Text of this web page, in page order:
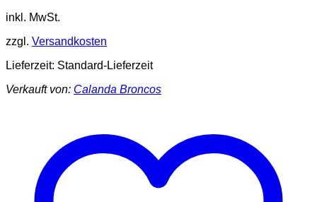
inkl. MwSt.
zzgl. Versandkosten
Lieferzeit: Standard-Lieferzeit
Verkauft von: Calanda Broncos